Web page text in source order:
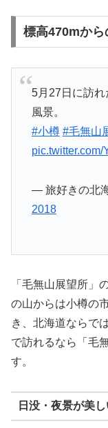
標高470mから
5月27日に訪
風景。
#小樽 #毛無山
pic.twitter.com/
— 旅好きの北
2018
「毛無山展望所」
の山からは小樽の
き、北海道ならで
で訪れるなら「毛
す。
日没・夜景が美し